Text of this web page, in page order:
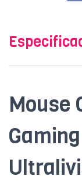
Mouse